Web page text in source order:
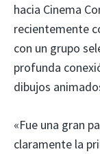
hacia Cinema
recientemente
con un grupo
profunda
dibujos
«Fue una gran
claramente la